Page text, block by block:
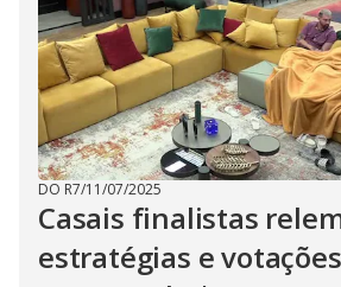
DO R7/11/07/2025
Casais finalistas
estratégias e